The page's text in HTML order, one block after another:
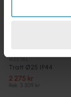
Tratt Ø25 IP44
2 275 kr
Rek. 3 509 kr